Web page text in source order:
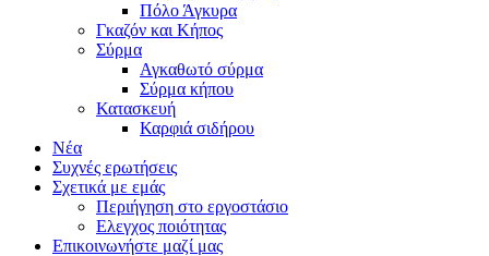
Πόλο Άγκυρα
Γκαζόν και Κήπος
Σύρμα
Αγκαθωτό σύρμα
Σύρμα κήπου
Κατασκευή
Καρφιά σιδήρου
Νέα
Συχνές ερωτήσεις
Σχετικά με εμάς
Περιήγηση στο εργοστάσιο
Ελεγχος ποιότητας
Επικοινωνήστε μαζί μας